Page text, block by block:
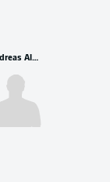
Andreas Albers